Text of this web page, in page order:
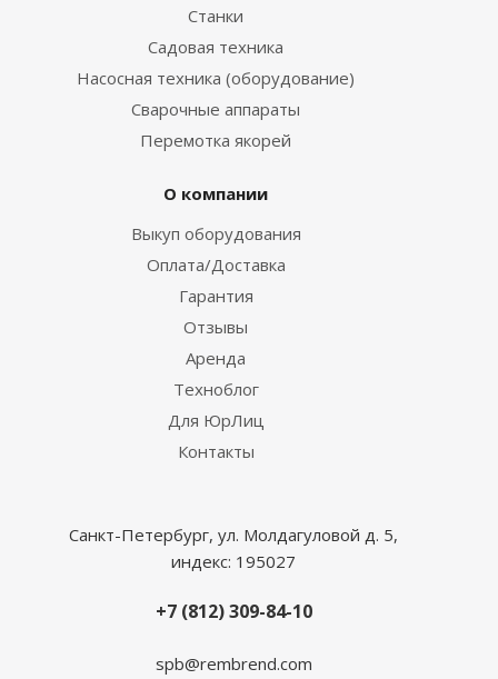
Станки
Садовая техника
Насосная техника (оборудование)
Сварочные аппараты
Перемотка якорей
О компании
Выкуп оборудования
Оплата/Доставка
Гарантия
Отзывы
Аренда
Техноблог
Для ЮрЛиц
Контакты
Санкт-Петербург, ул. Молдагуловой д. 5,
индекс: 195027
+7 (812) 309-84-10
spb@rembrend.com